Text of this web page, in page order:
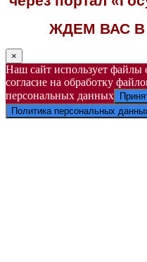
ЖДЕМ ВАС
×
Наш сайт использует файлы
согласие на обработку
персональных данных
Политика персональных